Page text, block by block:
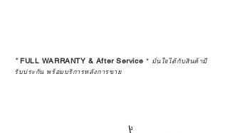
*FULL WARRANTY & After Service * มั่นใจได้กับสินค้ามี
รับประกัน พร้อมบริการหลังการขาย